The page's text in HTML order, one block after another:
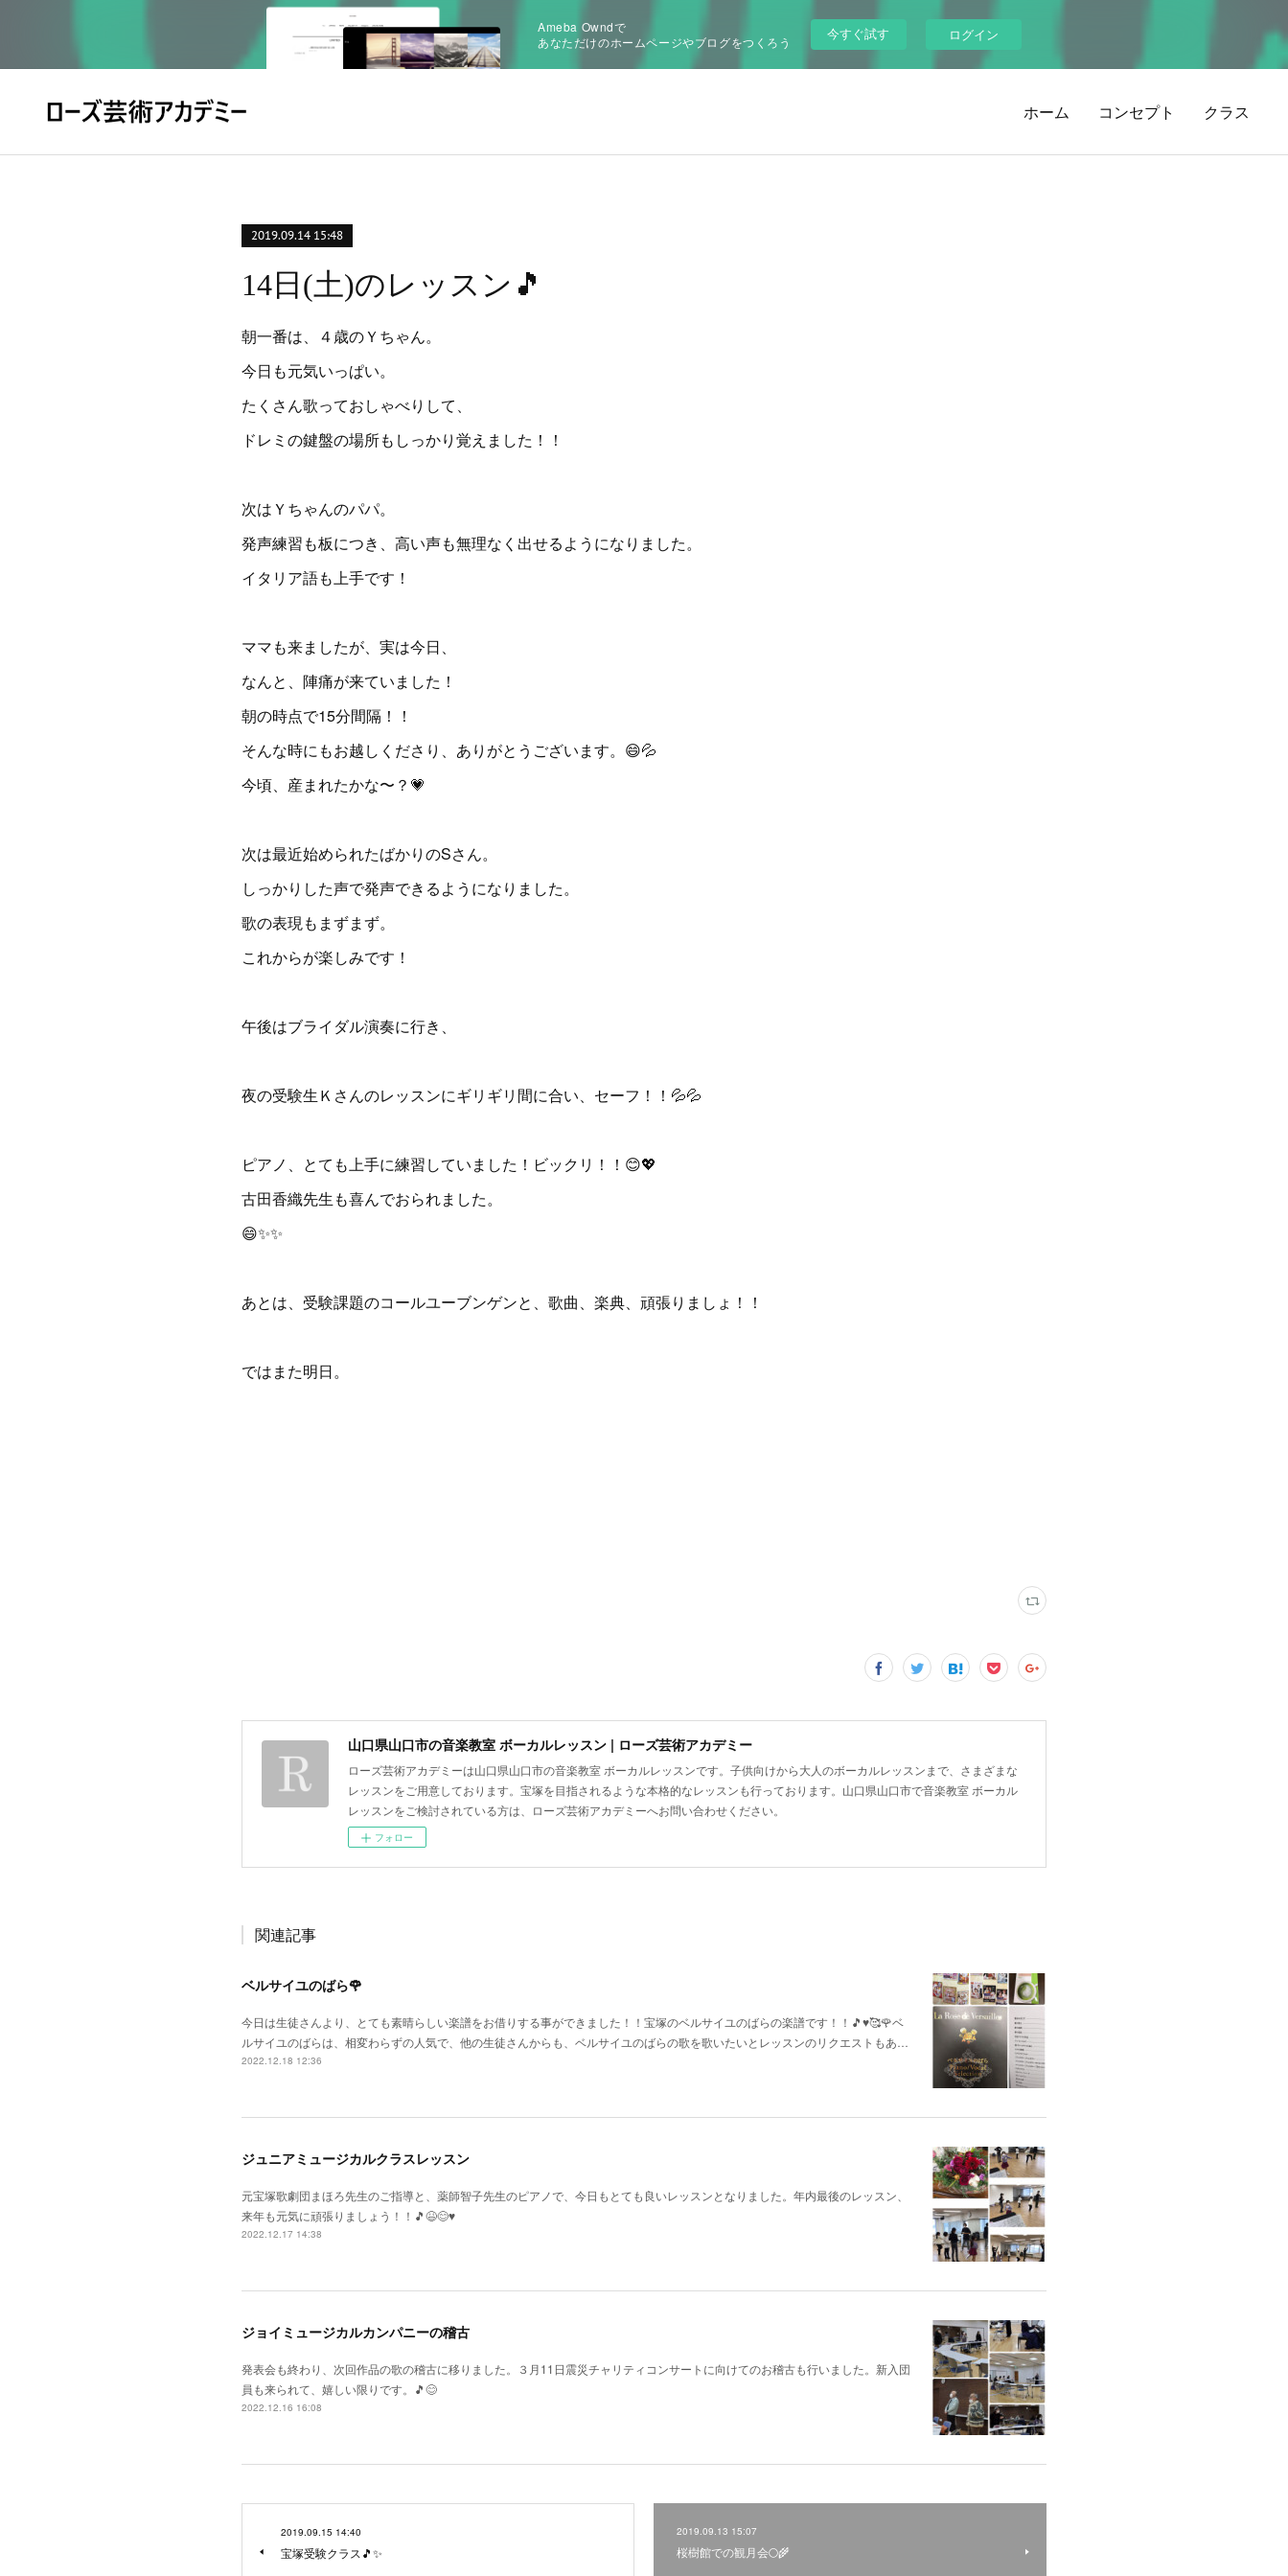
Ameba Owndで
あなただけのホームページやブログをつくろう
今すぐ試す ログイン
ホーム コンセプト クラス
2019.09.14 15:48
14日(土)のレッスン🎵
朝一番は、４歳のＹちゃん。
今日も元気いっぱい。
たくさん歌っておしゃべりして、
ドレミの鍵盤の場所もしっかり覚えました！！
次はＹちゃんのパパ。
発声練習も板につき、高い声も無理なく出せるようになりました。
イタリア語も上手です！
ママも来ましたが、実は今日、
なんと、陣痛が来ていました！
朝の時点で15分間隔！！
そんな時にもお越しくださり、ありがとうございます。😄💦
今頃、産まれたかな〜？💗
次は最近始められたばかりのSさん。
しっかりした声で発声できるようになりました。
歌の表現もまずまず。
これからが楽しみです！
午後はブライダル演奏に行き、
夜の受験生Ｋさんのレッスンにギリギリ間に合い、セーフ！！💦💦
ピアノ、とても上手に練習していました！ビックリ！！😊💖
古田香織先生も喜んでおられました。
😄✨✨
あとは、受験課題のコールユーブンゲンと、歌曲、楽典、頑張りましょ！！
ではまた明日。
山口県山口市の音楽教室 ボーカルレッスン | ローズ芸術アカデミー
ローズ芸術アカデミーは山口県山口市の音楽教室 ボーカルレッスンです。子供向けから大人のボーカルレッスンまで、さまざまな
レッスンをご用意しております。宝塚を目指されるような本格的なレッスンも行っております。山口県山口市で音楽教室 ボーカル
レッスンをご検討されている方は、ローズ芸術アカデミーへお問い合わせください。
フォロー
関連記事
ベルサイユのばら🌹
今日は生徒さんより、とても素晴らしい楽譜をお借りする事ができました！！宝塚のベルサイユのばらの楽譜です！！🎵♥️🥰🌹ベ
ルサイユのばらは、相変わらずの人気で、他の生徒さんからも、ベルサイユのばらの歌を歌いたいとレッスンのリクエストもあ…
2022.12.18 12:36
ジュニアミュージカルクラスレッスン
元宝塚歌劇団まほろ先生のご指導と、薬師智子先生のピアノで、今日もとても良いレッスンとなりました。年内最後のレッスン、
来年も元気に頑張りましょう！！🎵😆😊♥️
2022.12.17 14:38
ジョイミュージカルカンパニーの稽古
発表会も終わり、次回作品の歌の稽古に移りました。３月11日震災チャリティコンサートに向けてのお稽古も行いました。新入団
員も来られて、嬉しい限りです。🎵😊
2022.12.16 16:08
2019.09.15 14:40
宝塚受験クラス🎵✨
2019.09.13 15:07
桜樹館での観月会🌕🌾